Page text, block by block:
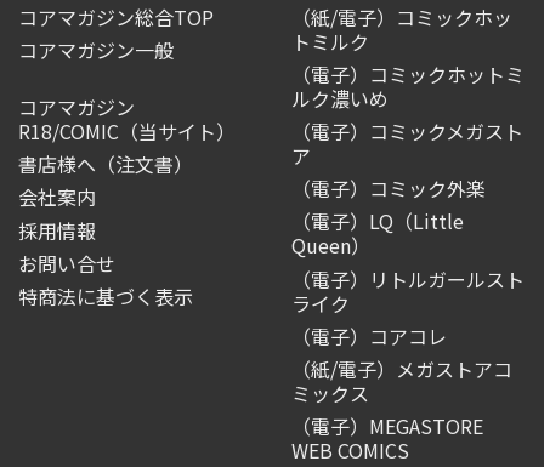
コアマガジン総合TOP
コアマガジン一般
コアマガジン
R18/COMIC （当サイト）
書店様へ（注文書）
会社案内
採用情報
お問い合せ
特商法に基づく表示
（紙/電子）コミックホッ
トミルク
（電子）コミックホットミ
ルク濃いめ
（電子）コミックメガスト
ア
（電子）コミック外楽
（電子）LQ（Little
Queen）
（電子）リトルガールスト
ライク
（電子）コアコレ
（紙/電子）メガストアコ
ミックス
（電子）MEGASTORE
WEB COMICS